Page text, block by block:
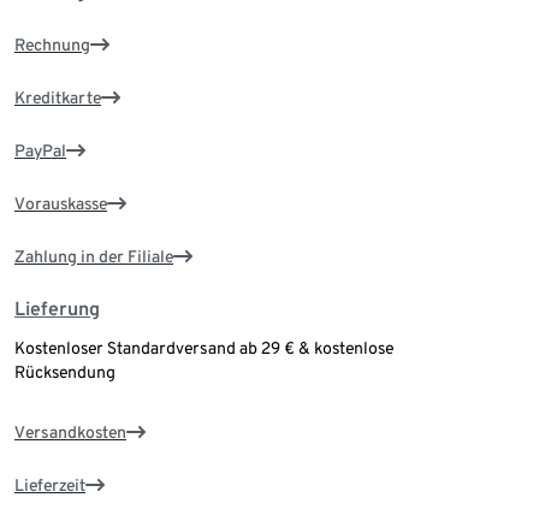
Rechnung
Kreditkarte
PayPal
Vorauskasse
Zahlung in der Filiale
Lieferung
Kostenloser Standardversand ab 29 € & kostenlose
Rücksendung
Versandkosten
Lieferzeit